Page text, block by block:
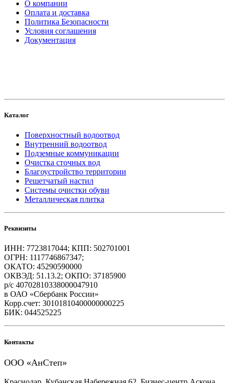
О компании
Оплата и доставка
Политика Безопасности
Условия соглашения
Документация
Каталог
Поверхностный водоотвод
Внутренний водоотвод
Подземные коммуникации
Очистка сточных вод
Благоустройство территории
Решетчатый настил
Системы очистки обуви
Металлическая плитка
Реквизиты
ИНН: 7723817044; КПП: 502701001
ОГРН: 1117746867347;
ОКАТО: 45290590000
ОКВЭД: 51.13.2; ОКПО: 37185900
р/с 40702810338000047910
в ОАО «Сбербанк России»
Корр.счет: 30101810400000000225
БИК: 044525225
Контакты
ООО «АнСтеп»